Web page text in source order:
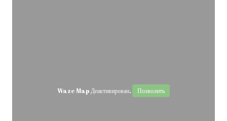
Waze Map Деактивирован. Позволить